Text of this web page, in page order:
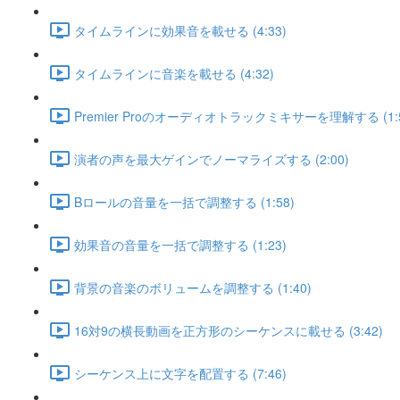
タイムラインに効果音を載せる (4:33)
タイムラインに音楽を載せる (4:32)
Premier Proのオーディオトラックミキサーを理解する
演者の声を最大ゲインでノーマライズする (2:00)
Bロールの音量を一括で調整する (1:58)
効果音の音量を一括で調整する (1:23)
背景の音楽のボリュームを調整する (1:40)
16対9の横長動画を正方形のシーケンスに載せる (3:42)
シーケンス上に文字を配置する (7:46)